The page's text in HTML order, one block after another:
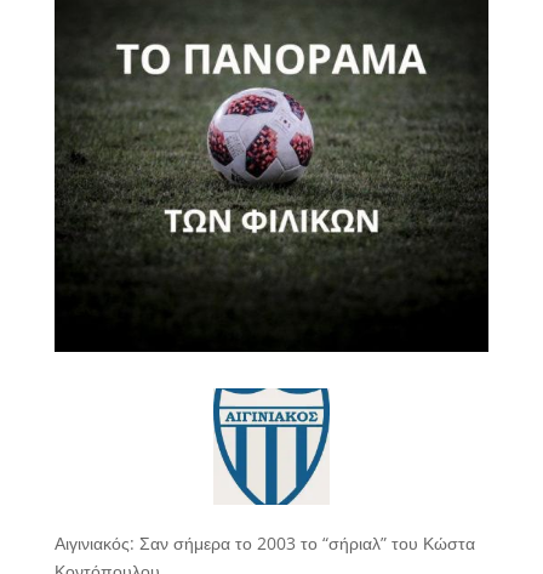
Αιγινιακός: Σαν σήμερα το 2003 το “σήριαλ” του Κώστα